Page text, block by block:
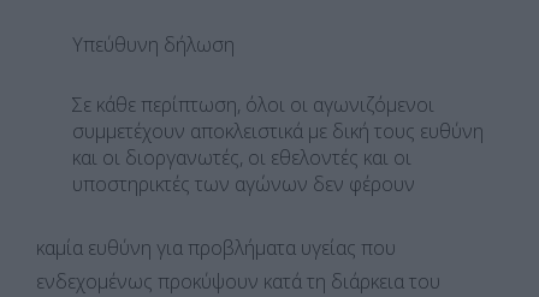
Υπεύθυνη δήλωση
Σε κάθε περίπτωση, όλοι οι αγωνιζόμενοι
συμμετέχουν αποκλειστικά με δική τους ευθύνη
και οι διοργανωτές, οι εθελοντές και οι
υποστηρικτές των αγώνων δεν φέρουν
καμία ευθύνη για προβλήματα υγείας που
ενδεχομένως προκύψουν κατά τη διάρκεια του